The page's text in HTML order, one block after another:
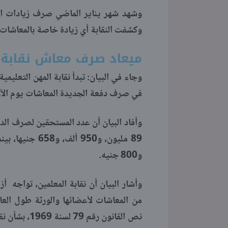
وشهد شهر يناير الماضي صرف زيادات
وكشفت النقابة أي زيادة خاصة
ميعاد صرف معاش نقابة
وجاء في البيان: تبدأ نقابة المهن
في صرف دفعة الجديدة المعاشات يوم الأربعاء
و800 جنيه.
من المعاشات لأعضائها والورثة طول
نص